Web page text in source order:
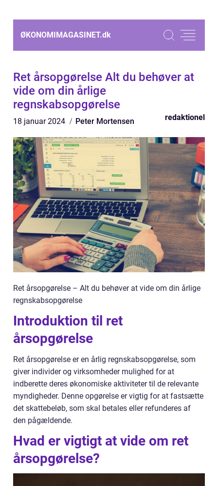
ØKONOMIMAGASINET.dk
Ret årsopgørelse Alt du behøver at
vide om din årlige
regnskabsopgørelse
18 januar 2024 Peter Mortensen redaktionel
Ret årsopgørelse – Alt du behøver at vide om din årlige
regnskabsopgørelse
Introduktion til ret
årsopgørelse
Ret årsopgørelse er en årlig regnskabsopgørelse, som
giver individer og virksomheder mulighed for at
indberette deres økonomiske aktiviteter til de relevante
myndigheder. Denne opgørelse er vigtig for at fastsætte
det skattebeløb, som skal betales eller refunderes af
den pågældende.
Hvad er vigtigt at vide om ret
årsopgørelse?